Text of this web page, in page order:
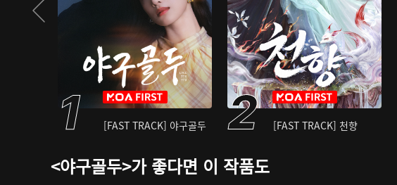
[FAST TRACK] 야구골두 [FAST TRACK] 천향
<야구골두>가 좋다면 이 작품도